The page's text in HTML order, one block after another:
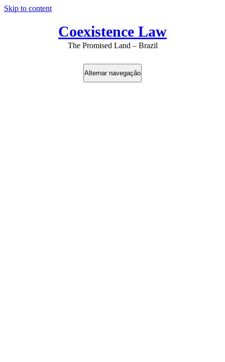
Skip to content
Coexistence Law
The Promised Land – Brazil
Alternar navegação